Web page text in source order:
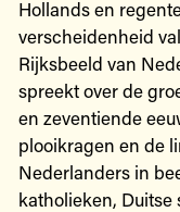
Hollands en
verscheidenheid
Rijksbeeld van
spreekt over de
en zeventiende
plooikragen en de
Nederlanders in
katholieken, Duitse